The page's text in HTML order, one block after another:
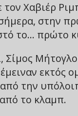
Χαβιέρ
στην
το… πρώτο
Σίμος
εκτός
την
το κλαμπ.